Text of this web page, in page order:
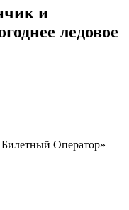
и
ледовое
Оператор»